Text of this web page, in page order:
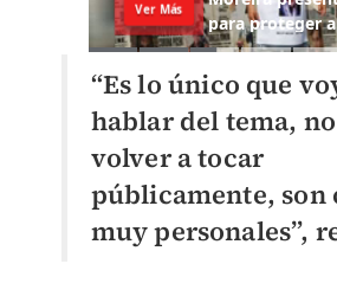
“Es lo único que
hablar del tema,
volver a tocar
públicamente, son
muy personales”,